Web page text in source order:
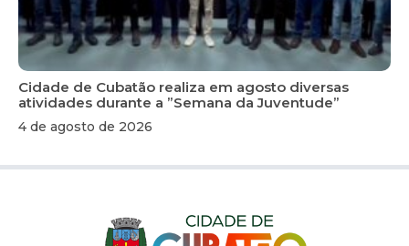
Cidade de Cubatão realiza em agosto diversas
atividades durante a ”Semana da Juventude”
4 de agosto de 2026